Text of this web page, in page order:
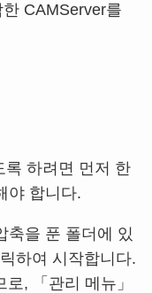
CAMServer를
록 하려면 먼저 한
야 합니다.
축을 푼 폴더에 있
하여 시작합니다.
, 「관리 메뉴」